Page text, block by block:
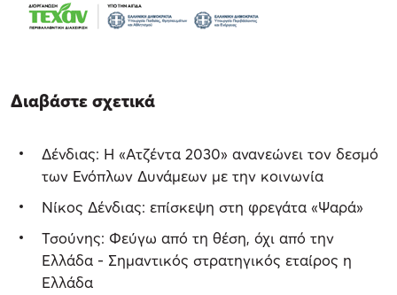
Διαβάστε σχετικά
Δένδιας: H «Ατζέντα 2030» ανανεώνει τον δεσμό
των Ενόπλων Δυνάμεων με την κοινωνία
Νίκος Δένδιας: επίσκεψη στη φρεγάτα «Ψαρά»
Τσούνης: Φεύγω από τη θέση, όχι από την
Ελλάδα - Σημαντικός στρατηγικός εταίρος η
Ελλάδα